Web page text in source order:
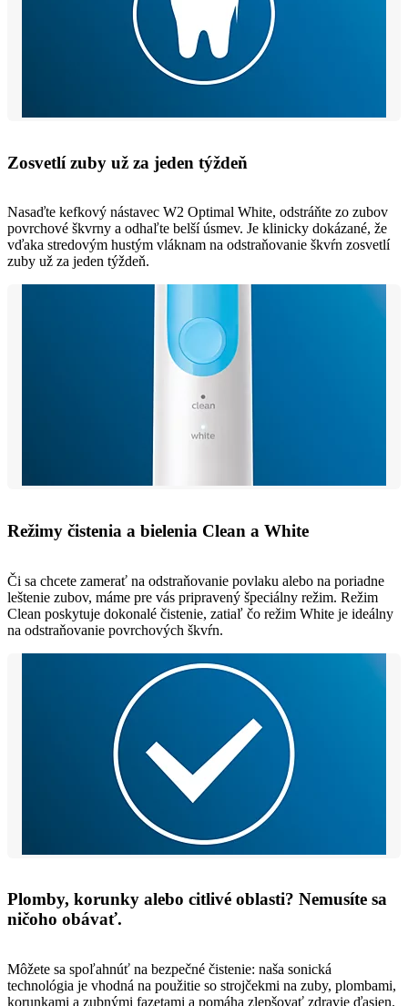
Zosvetlí zuby už za jeden týždeň
Nasaďte kefkový nástavec W2 Optimal White, odstráňte zo zubov
povrchové škvrny a odhaľte belší úsmev. Je klinicky dokázané, že
vďaka stredovým hustým vláknam na odstraňovanie škvŕn zosvetlí
zuby už za jeden týždeň.
Režimy čistenia a bielenia Clean a White
Či sa chcete zamerať na odstraňovanie povlaku alebo na poriadne
leštenie zubov, máme pre vás pripravený špeciálny režim. Režim
Clean poskytuje dokonalé čistenie, zatiaľ čo režim White je ideálny
na odstraňovanie povrchových škvŕn.
Plomby, korunky alebo citlivé oblasti? Nemusíte sa
ničoho obávať.
Môžete sa spoľahnúť na bezpečné čistenie: naša sonická
technológia je vhodná na použitie so strojčekmi na zuby, plombami,
korunkami a zubnými fazetami a pomáha zlepšovať zdravie ďasien.